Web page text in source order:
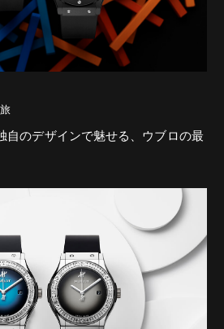
自のデザインで魅せる、ウブロの最